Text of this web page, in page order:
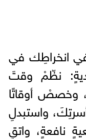
انخراطِك في
نظّمْ وقتَ
وخصصْ أوقاتًا
واستبدلِ
نافعةٍ، واتقِ